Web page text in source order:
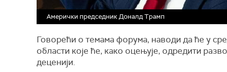
Амерички председник Доналд Трамп
Говорећи о темама форума, наводи да ће у
области које ће, како оцењује, одредити
деценији.